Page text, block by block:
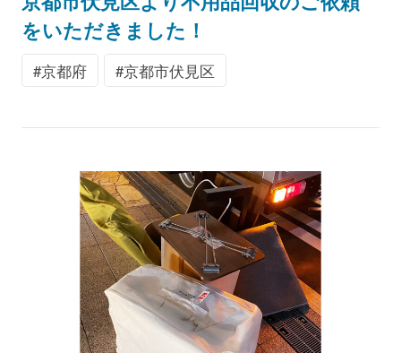
をいただきました！
京都府 京都市伏見区